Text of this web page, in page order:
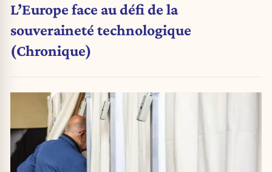
L’Europe face au défi de la
souveraineté technologique
(Chronique)